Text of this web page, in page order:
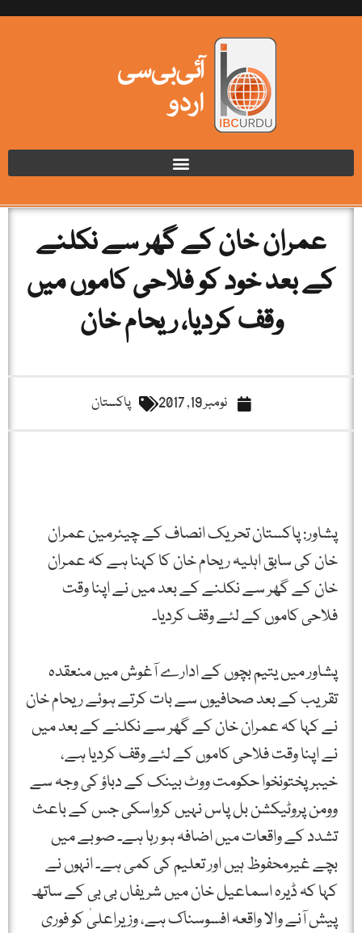
عمران خان كے گھر سے نكلنے
كے بعد خود کو فلاحی كاموں میں
وقف کردیا، ریحام خان
نومبر 19, 2017 پاکستان
پشاور: پاکستان تحریک انصاف کے چیئرمین عمران
خان كی سابق اہلیہ ریحام خان کا کہنا ہے کہ عمران
خان كے گھر سے نكلنے كے بعد میں نے اپنا وقت
فلاحی كاموں كے لئے وقف كردیا۔
پشاور میں یتیم بچوں كے ادارے آغوش میں منعقدہ
تقریب كے بعد صحافیوں سے بات كرتے ہوئے ریحام خان
نے كہا كہ عمران خان كے گھر سے نكلنے كے بعد میں
نے اپنا وقت فلاحی كاموں كے لئے وقف كردیا ہے،
خیبرپختونخوا حكومت ووٹ بینک كے دباؤ كی وجہ سے
وومن پروٹیكشن بل پاس نہیں كرواسكی جس کے باعث
تشدد كے واقعات میں اضافہ ہو رہا ہے۔ صوبے میں
بچے غیرمحفوظ ہیں اور تعلیم كی كمی ہے۔ انہوں نے
كہا كہ ڈیرہ اسماعیل خان میں شریفاں بی بی كے ساتھ
پیش آنے والا واقعہ افسوسناک ہے، وزیراعلیٰ كو فوری